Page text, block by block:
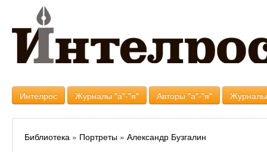
Интелрос Журналы "а"-"я" Авторы "а"-"я"
Библиотека » Портреты » Александр Бузгалин